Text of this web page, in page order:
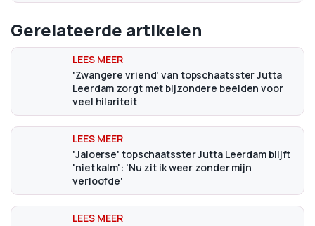
Gerelateerde artikelen
'Zwangere vriend' van topschaatsster Jutta
Leerdam zorgt met bijzondere beelden voor
veel hilariteit
'Jaloerse' topschaatsster Jutta Leerdam blijft
'niet kalm': 'Nu zit ik weer zonder mijn
verloofde'